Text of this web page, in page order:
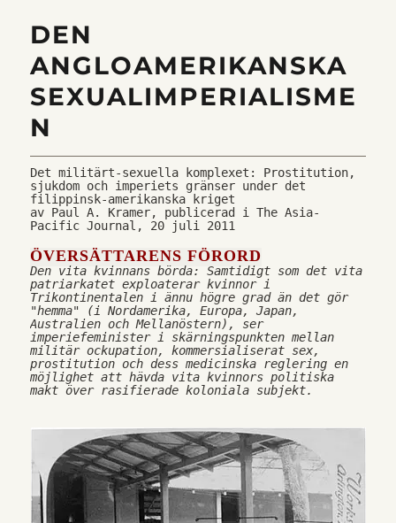
DEN
ANGLOAMERIKANSKA
SEXUALIMPERIALISME
N
Det militärt-sexuella komplexet: Prostitution,
sjukdom och imperiets gränser under det
filippinsk-amerikanska kriget
av Paul A. Kramer, publicerad i The Asia-
Pacific Journal, 20 juli 2011
ÖVERSÄTTARENS FÖRORD
Den vita kvinnans börda: Samtidigt som det vita
patriarkatet exploaterar kvinnor i
Trikontinentalen i ännu högre grad än det gör
"hemma" (i Nordamerika, Europa, Japan,
Australien och Mellanöstern), ser
imperiefeminister i skärningspunkten mellan
militär ockupation, kommersialiserat sex,
prostitution och dess medicinska reglering en
möjlighet att hävda vita kvinnors politiska
makt över rasifierade koloniala subjekt.